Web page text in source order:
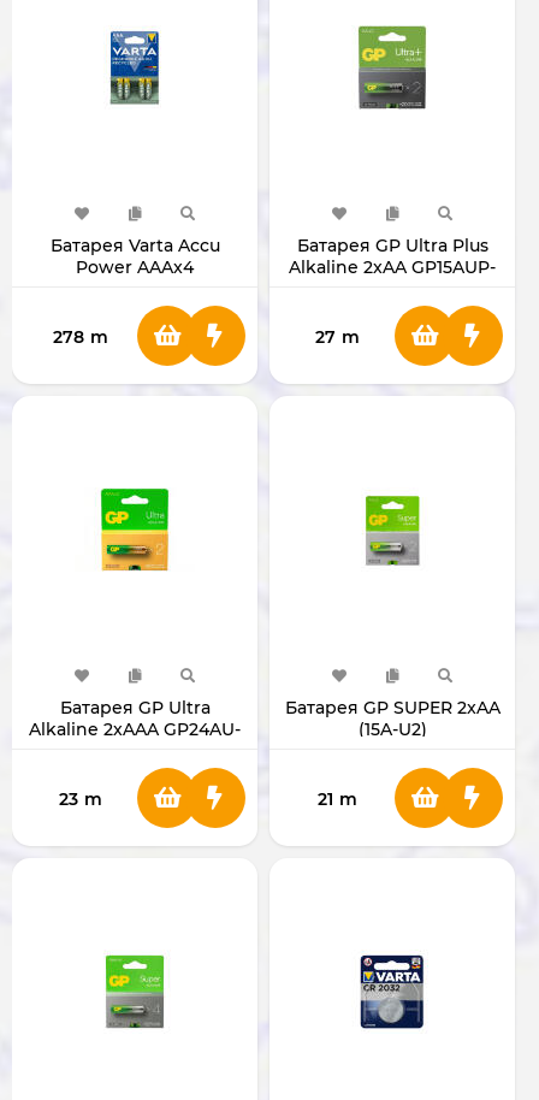
Батарея Varta Accu
Power AAAx4
278 m
Батарея GP Ultra Plus
Alkaline 2xAA GP15AUP-
27 m
Батарея GP Ultra
Alkaline 2xAAA GP24AU-
23 m
Батарея GP SUPER 2xAA
(15A-U2)
21 m